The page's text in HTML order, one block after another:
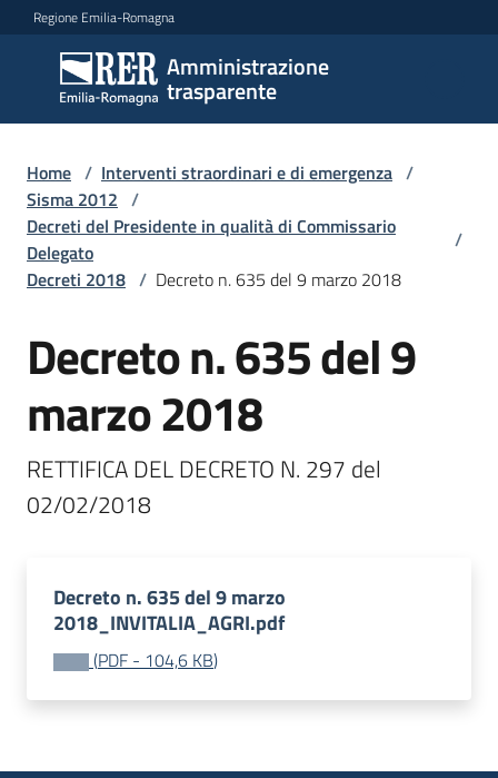
Vai al contenuto
Vai alla navigazione
Vai al footer
Regione Emilia-Romagna
Amministrazione
trasparente
Amministrazione
trasparente
Sottosezioni
Accesso
Home / Interventi straordinari e di emergenza /
Sisma 2012 /
Decreti del Presidente in qualità di Commissario
Delegato
/
Decreti 2018 / Decreto n. 635 del 9 marzo 2018
Decreto n. 635 del 9
marzo 2018
RETTIFICA DEL DECRETO N. 297 del
02/02/2018
Decreto n. 635 del 9 marzo
2018_INVITALIA_AGRI.pdf
(PDF - 104,6 KB)